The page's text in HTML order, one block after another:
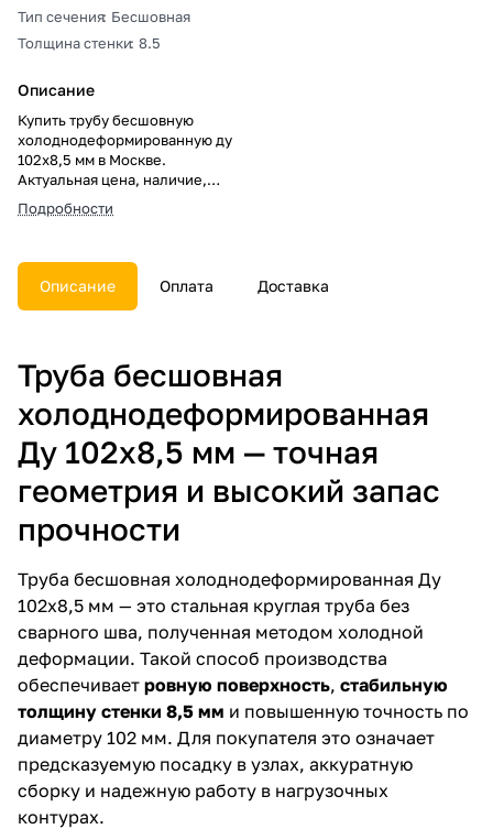
Тип сечения: Бесшовная
Толщина стенки: 8.5
Описание
Купить трубу бесшовную
холоднодеформированную ду
102х8,5 мм в Москве.
Актуальная цена, наличие,
резка в размер, погрузка,
доставка, расчет веса и
Подробности
Описание Оплата Доставка
Труба бесшовная
холоднодеформированная
Ду 102х8,5 мм — точная
геометрия и высокий запас
прочности
Труба бесшовная холоднодеформированная Ду
102х8,5 мм — это стальная круглая труба без
сварного шва, полученная методом холодной
деформации. Такой способ производства
обеспечивает ровную поверхность, стабильную
толщину стенки 8,5 мм и повышенную точность по
диаметру 102 мм. Для покупателя это означает
предсказуемую посадку в узлах, аккуратную
сборку и надежную работу в нагрузочных
контурах.